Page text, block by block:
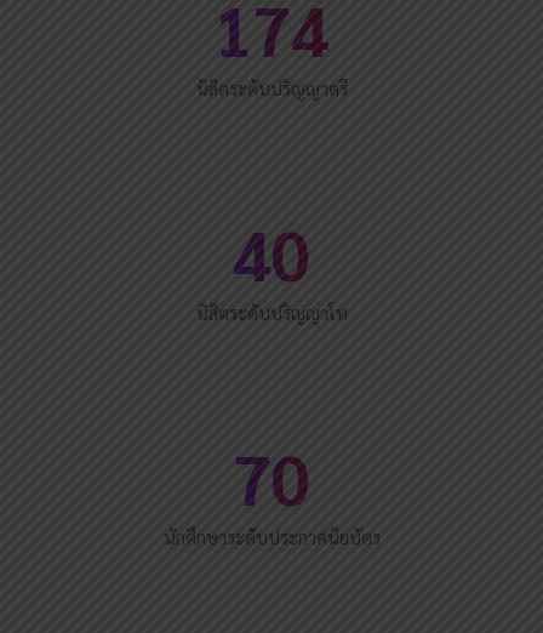
174
นิสิตระดับปริญญาตรี
40
นิสิตระดับปริญญาโท
70
นักศึกษาระดับประกาศนียบัตร